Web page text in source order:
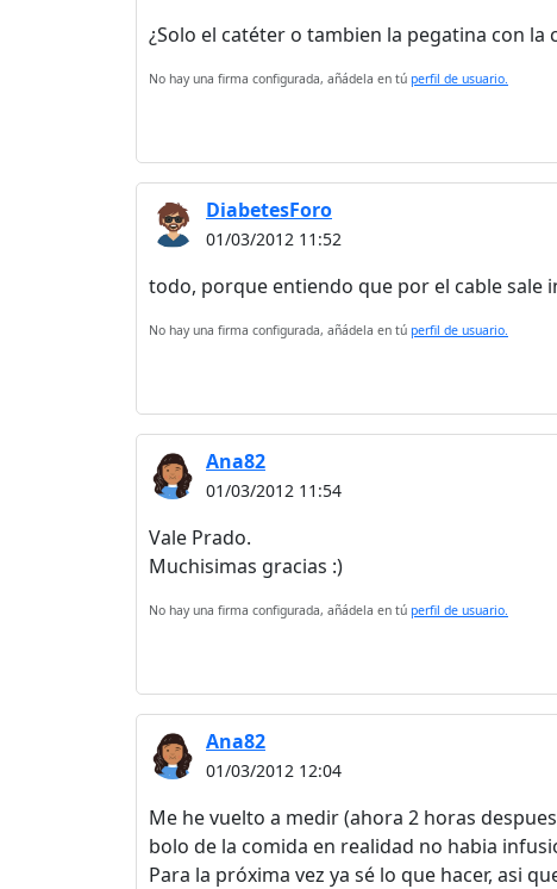
¿Solo el catéter o tambien la pegatina con la
No hay una firma configurada, añádela en tú perfil de usuario.
DiabetesForo
01/03/2012 11:52
todo, porque entiendo que por el cable sale
No hay una firma configurada, añádela en tú perfil de usuario.
Ana82
01/03/2012 11:54
Vale Prado.
Muchisimas gracias :)
No hay una firma configurada, añádela en tú perfil de usuario.
Ana82
01/03/2012 12:04
Me he vuelto a medir (ahora 2 horas
bolo de la comida en realidad no habia
Para la próxima vez ya sé lo que hacer, asi